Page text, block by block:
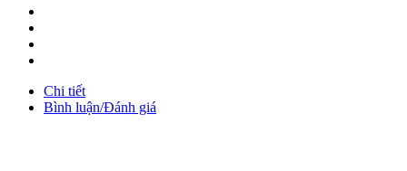
Chi tiết
Bình luận/Đánh giá